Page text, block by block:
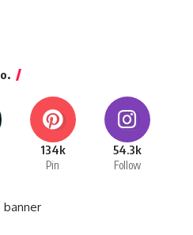
134k
Pin
54.3k
Follow